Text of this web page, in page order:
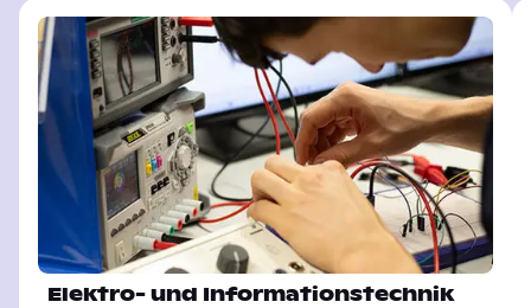
Elektro- und Informationstechnik